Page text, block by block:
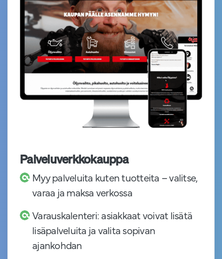
Palveluverkkokauppa
Myy palveluita kuten tuotteita – valitse,
varaa ja maksa verkossa
Varauskalenteri: asiakkaat voivat lisätä
lisäpalveluita ja valita sopivan
ajankohdan